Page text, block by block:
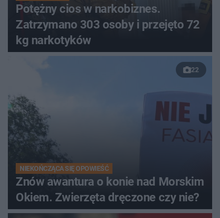
Potężny cios w narkobiznes.
Zatrzymano 303 osoby i przejęto 72
kg narkotyków
22
NIEKOŃCZĄCA SIĘ OPOWIEŚĆ
Znów awantura o konie nad Morskim
Okiem. Zwierzęta dręczone czy nie?